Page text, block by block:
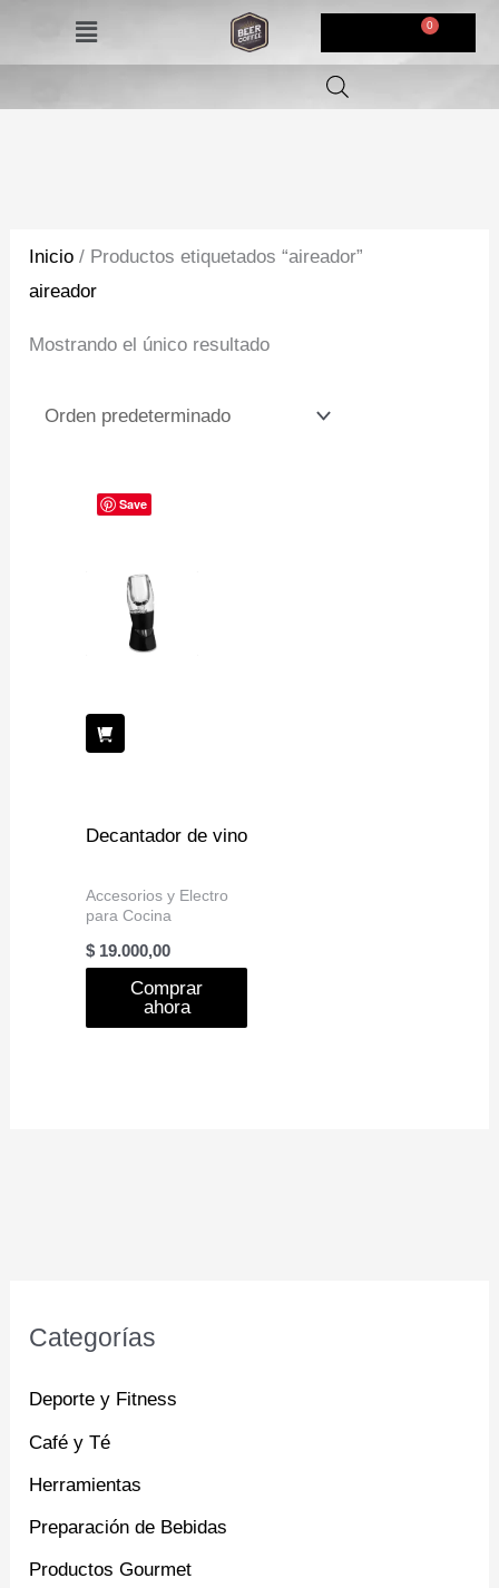
Menú
Categorías
Deporte y Fitness
Café y Té
Herramientas
Preparación de Bebidas
Productos Gourmet
Inicio / Productos etiquetados “aireador”
aireador
Mostrando el único resultado
Save
Decantador de vino
Accesorios y Electro
para Cocina
$ 19.000,00
Comprar
ahora